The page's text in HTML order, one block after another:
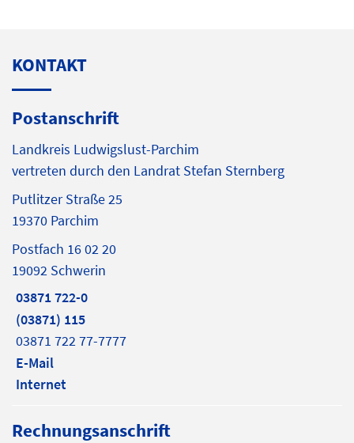
KONTAKT
Postanschrift
Landkreis Ludwigslust-Parchim
vertreten durch den Landrat Stefan Sternberg
Putlitzer Straße 25
19370 Parchim
Postfach 16 02 20
19092 Schwerin
03871 722-0
(03871) 115
03871 722 77-7777
E-Mail
Internet
Rechnungsanschrift